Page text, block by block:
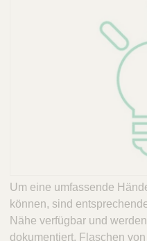
L
Um eine umfassende
können, sind
Nähe verfügbar und
dokumentiert. Flaschen